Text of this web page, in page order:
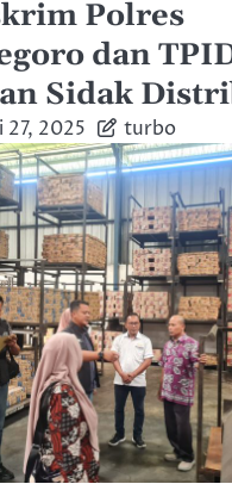
Polres
dan
Sidak
27, 2025 turbo